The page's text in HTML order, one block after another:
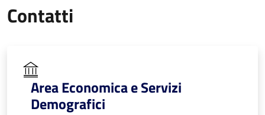
Contatti
Area Economica e Servizi
Demografici